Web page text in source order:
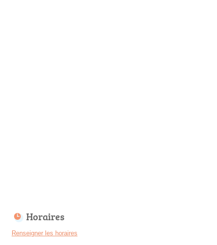
Horaires
Renseigner les horaires